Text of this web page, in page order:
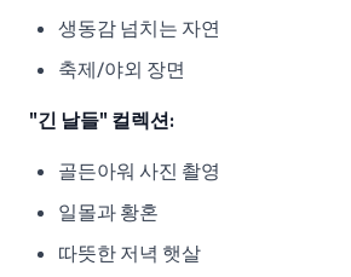
생동감 넘치는 자연
축제/야외 장면
"긴 날들" 컬렉션:
골든아워 사진 촬영
일몰과 황혼
따뜻한 저녁 햇살